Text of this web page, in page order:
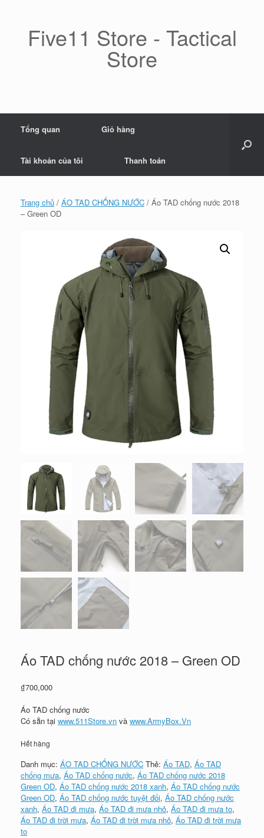
Five11 Store - Tactical
Store
Tổng quan Giỏ hàng
Tài khoản của tôi Thanh toán
Trang chủ / ÁO TAD CHỐNG NƯỚC / Áo TAD chống nước 2018
– Green OD
Áo TAD chống nước 2018 – Green OD
₫700,000
Áo TAD chống nước
Có sẵn tại www.511Store.vn và www.ArmyBox.Vn
Hết hàng
Danh mục: ÁO TAD CHỐNG NƯỚC Thẻ: Áo TAD, Áo TAD
chống mưa, Áo TAD chống nước, Áo TAD chống nước 2018
Green OD, Áo TAD chống nước 2018 xanh, Áo TAD chống nước
Green OD, Áo TAD chống nước tuyệt đối, Áo TAD chống nước
xanh, Áo TAD đi mưa, Áo TAD đi mưa nhỏ, Áo TAD đi mưa to,
Áo TAD đi trời mưa, Áo TAD đi trời mưa nhỏ, Áo TAD đi trời mưa
to